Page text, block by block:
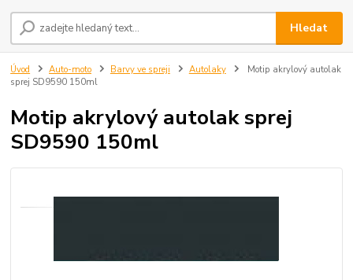
Hledat
Úvod Auto-moto Barvy ve spreji Autolaky
Motip akrylový autolak
sprej SD9590 150ml
Motip akrylový autolak sprej
SD9590 150ml